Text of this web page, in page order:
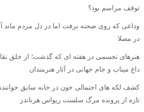
توقف مراسم بود؟
وداعی که روی صحنه نرفت اما در دل مردم ماند
در مصلا
هنرهای تجسمی در هفته ای که گذشت؛ از خلق
داغ میناب و جام جهانی در آثار هنرمندان
کشف لکه های احتمالی خون در خانه سابق
تازه از پرونده مرگ سلست ریواس هرناندز